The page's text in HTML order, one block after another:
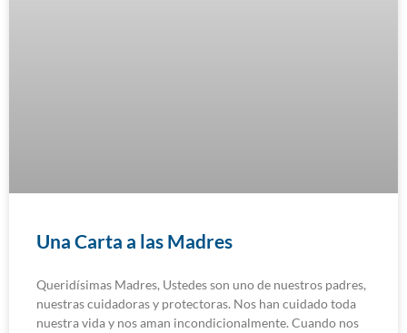
Una Carta a las Madres
Queridísimas Madres, Ustedes son uno de nuestros padres,
nuestras cuidadoras y protectoras. Nos han cuidado toda
nuestra vida y nos aman incondicionalmente. Cuando nos